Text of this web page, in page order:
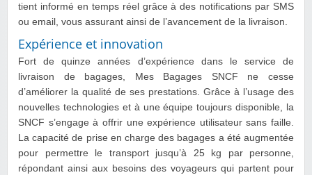
tient informé en temps réel grâce à des notifications par SMS
ou email, vous assurant ainsi de l’avancement de la livraison.
Expérience et innovation
Fort de quinze années d’expérience dans le service de
livraison de bagages, Mes Bagages SNCF ne cesse
d’améliorer la qualité de ses prestations. Grâce à l’usage des
nouvelles technologies et à une équipe toujours disponible, la
SNCF s’engage à offrir une expérience utilisateur sans faille.
La capacité de prise en charge des bagages a été augmentée
pour permettre le transport jusqu’à 25 kg par personne,
répondant ainsi aux besoins des voyageurs qui partent pour